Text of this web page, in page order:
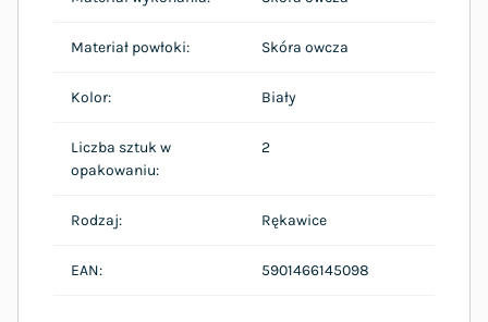
Materiał powłoki: Skóra owcza
Kolor: Biały
Liczba sztuk w
opakowaniu:
2
Rodzaj: Rękawice
EAN: 5901466145098